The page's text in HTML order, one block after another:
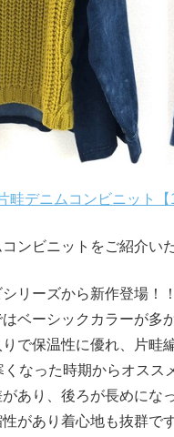
畦デニムコンビニット【
ンビニットをご紹介い
リーズから新作登場！
ベーシックカラーが多
で保温性に優れ、片畦
くなった時期からオス
あり、後ろが長めにな
があり着心地も抜群で